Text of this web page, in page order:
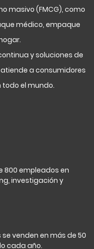
masivo (FMCG), como
médico, empaque
y soluciones de
a consumidores
todo el mundo.
empleados en
investigación y
venden en más de 50
cada año.